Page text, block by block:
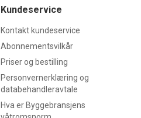
Kundeservice
Kontakt kundeservice
Abonnementsvilkår
Priser og bestilling
Personvernerklæring og
databehandleravtale
Hva er Byggebransjens